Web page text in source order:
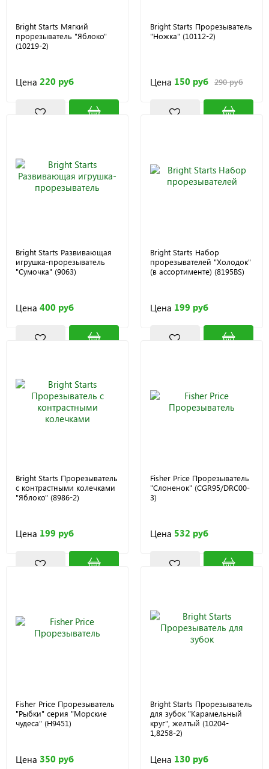
Bright Starts Мягкий
прорезыватель "Яблоко"
(10219-2)
Цена 220 руб
Bright Starts Прорезыватель
"Ножка" (10112-2)
Цена 150 руб 290 руб
Bright Starts Развивающая
игрушка-прорезыватель
"Сумочка" (9063)
Цена 400 руб
Bright Starts Набор
прорезывателей "Холодок"
(в ассортименте) (8195BS)
Цена 199 руб
Bright Starts Прорезыватель
с контрастными колечками
"Яблоко" (8986-2)
Цена 199 руб
Fisher Price Прорезыватель
"Слоненок" (CGR95/DRC00-
3)
Цена 532 руб
Fisher Price Прорезыватель
"Рыбки" серия "Морские
чудеса" (H9451)
Цена 350 руб
Bright Starts Прорезыватель
для зубок "Карамельный
круг", желтый (10204-
1,8258-2)
Цена 130 руб